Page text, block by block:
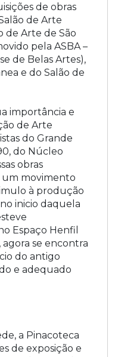
de obras
de Arte
de Arte de São
pela ASBA –
de Belas Artes),
e do Salão de
importância e
de Arte
do Grande
do Núcleo
obras
um movimento
à produção
inicio daquela
Espaço Henfil
se encontra
do antigo
e adequado
a Pinacoteca
de exposição e